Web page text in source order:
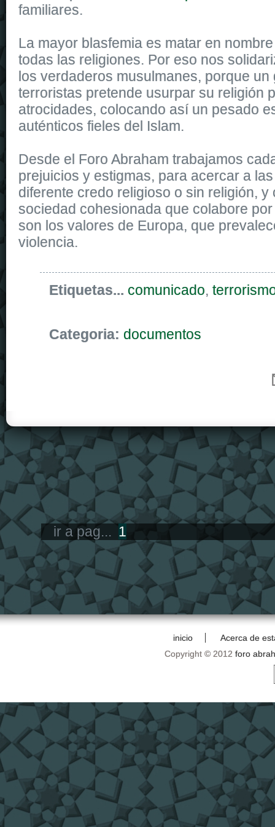
familiares.
La mayor blasfemia es matar en
todas las religiones. Por eso nos
los verdaderos musulmanes, porque
terroristas pretende usurpar su religión
atrocidades, colocando así un pesado
auténticos fieles del Islam.
Desde el Foro Abraham trabajamos
prejuicios y estigmas, para acercar a
diferente credo religioso o sin religión,
sociedad cohesionada que colabore
son los valores de Europa, que
violencia.
Etiquetas... comunicado,
Categoria: documentos
ir a pag... 1
inicio
Acerca de
Copyright © 2012 foro